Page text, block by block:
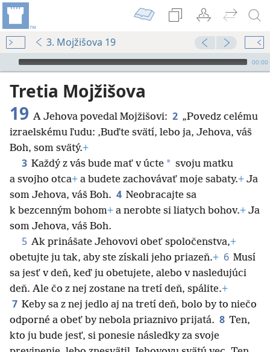
3. Mojžišova 19
Audio Player
00:00
Tretia Mojžišova
19 A Jehova povedal Mojžišovi: 2 „Povedz celému
izraelskému ľudu: ‚Buďte svätí, lebo ja, Jehova, váš
Boh, som svätý.+
3 Každý z vás bude mať v úcte * svoju matku
a svojho otca+ a budete zachovávať moje sabaty.+ Ja
som Jehova, váš Boh. 4 Neobracajte sa
k bezcenným bohom+ a nerobte si liatych bohov.+ Ja
som Jehova, váš Boh.
5 Ak prinášate Jehovovi obeť spoločenstva,+
obetujte ju tak, aby ste získali jeho priazeň.+ 6 Musí
sa jesť v deň, keď ju obetujete, alebo v nasledujúci
deň. Ale čo z nej zostane na tretí deň, spálite.+
7 Keby sa z nej jedlo aj na tretí deň, bolo by to niečo
odporné a obeť by nebola priaznivo prijatá. 8 Ten,
kto ju bude jesť, si ponesie následky za svoje